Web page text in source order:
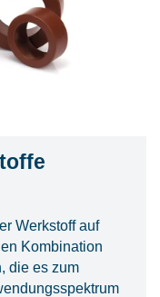
Werkstoff auf
Kombination
die es zum